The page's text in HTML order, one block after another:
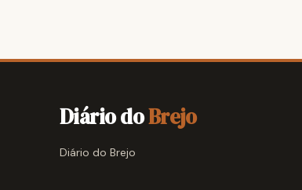
Diário doBrejo
Diário do Brejo